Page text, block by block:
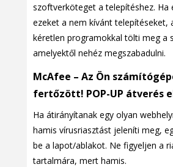
szoftverköteget a telepítéshez. Ha
ezeket a nem kívánt telepítéseket,
kéretlen programokkal tölti meg a
amelyektől nehéz megszabadulni.
McAfee – Az Ön
fertőzött! POP-UP átverés
Ha átirányítanak egy olyan
hamis vírusriasztást jeleníti meg,
be a lapot/ablakot. Ne figyeljen a
tartalmára, mert hamis.